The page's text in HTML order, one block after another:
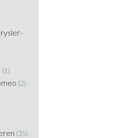
(1)
(2)
(35)